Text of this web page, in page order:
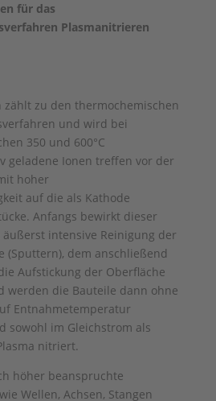
für das
Plasmanitrieren
zählt zu den thermochemischen
und wird bei
350 und 600°C
geladene Ionen treffen vor der
hoher
auf die als Kathode
Anfangs bewirkt dieser
intensive Reinigung der
(Sputtern), dem anschließend
Aufstickung der Oberfläche
werden die Bauteile dann ohne
Entnahmetemperatur
sowohl im Gleichstrom als
nitriert.
höher beanspruchte
Wellen, Achsen, Stangen